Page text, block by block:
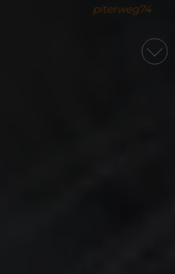
piterweg74